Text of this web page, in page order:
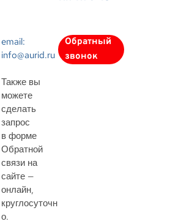
email:
info@aurid.ru
Также вы
можете
сделать
запрос
в форме
Обратной
связи на
сайте —
онлайн,
круглосуточн
о.
Обратный
звонок